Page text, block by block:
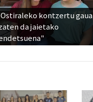
kontzertu gaua
da jaietako